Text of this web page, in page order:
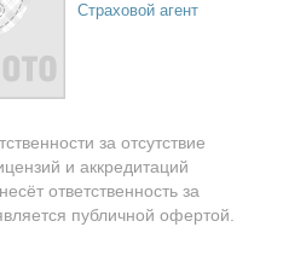
Страховой агент
за отсутствие
и аккредитаций
ответственность за
публичной офертой.